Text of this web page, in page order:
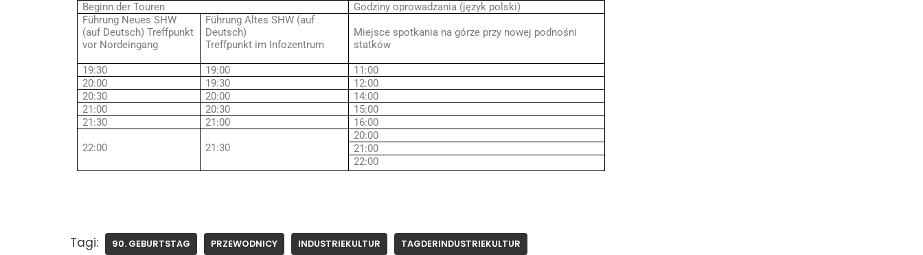
Beginn der Touren
Godziny oprowadzania (język polski)
Führung Neues SHW
(auf Deutsch) Treffpunkt
vor Nordeingang
Führung Altes SHW (auf
Deutsch)
Treffpunkt im Infozentrum
Miejsce spotkania na górze przy nowej podnośni
statków
19:30 19:00
11:00
20:00
19:30
12:00
20:30
20:00
14:00
21:00
20:30
15:00
21:30
21:00 16:00
22:00 21:30
20:00
21:00
22:00
Tagi: 90. GEBURTSTAG PRZEWODNICY INDUSTRIEKULTUR TAGDERINDUSTRIEKULTUR